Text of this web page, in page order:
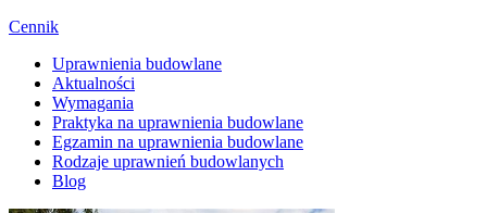
Cennik
Uprawnienia budowlane
Aktualności
Wymagania
Praktyka na uprawnienia budowlane
Egzamin na uprawnienia budowlane
Rodzaje uprawnień budowlanych
Blog